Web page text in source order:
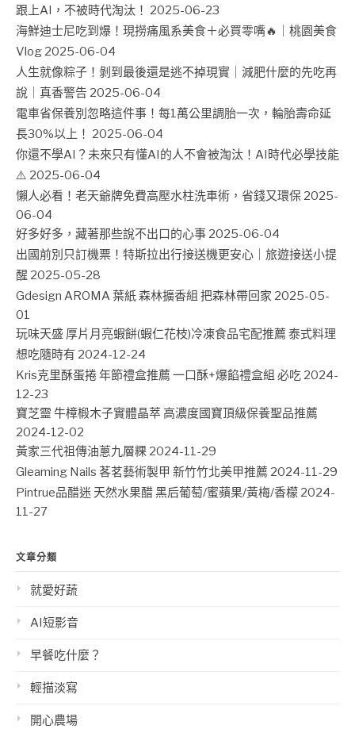
跟上AI，不被時代淘汰！ 2025-06-23
海鮮迪士尼吃到爆！現撈痛風系美食＋必買零嘴🔥｜桃園美食
Vlog 2025-06-04
人生就像粽子！剝到最後還是逃不掉現實｜減肥什麼的先吃再
說｜真香警告 2025-06-04
電車省保養別忽略這件事！每1萬公里調胎一次，輪胎壽命延
長30%以上！ 2025-06-04
你還不學AI？未來只有懂AI的人不會被淘汰！AI時代必學技能
⚠️ 2025-06-04
懶人必看！老天爺牌免費高壓水柱洗車術，省錢又環保 2025-
06-04
好多好多，藏著那些說不出口的心事 2025-06-04
出國前別只訂機票！特斯拉出行接送機更安心｜旅遊接送小提
醒 2025-05-28
Gdesign AROMA 葉紙 森林擴香組 把森林帶回家 2025-05-
01
玩味天盛 厚片月亮蝦餅(蝦仁花枝)冷凍食品宅配推薦 泰式料理
想吃隨時有 2024-12-24
Kris克里酥蛋捲 年節禮盒推薦 一口酥+爆餡禮盒組 必吃 2024-
12-23
寶芝靈 牛樟椴木子實體晶萃 高濃度國寶頂級保養聖品推薦
2024-12-02
黃家三代祖傳油蔥九層粿 2024-11-29
Gleaming Nails 茖茗藝術製甲 新竹竹北美甲推薦 2024-11-29
Pintrue品醋迷 天然水果醋 黑后葡萄/蜜蘋果/黃梅/香檬 2024-
11-27
文章分類
就愛好蔬
AI短影音
早餐吃什麼？
輕描淡寫
開心農場